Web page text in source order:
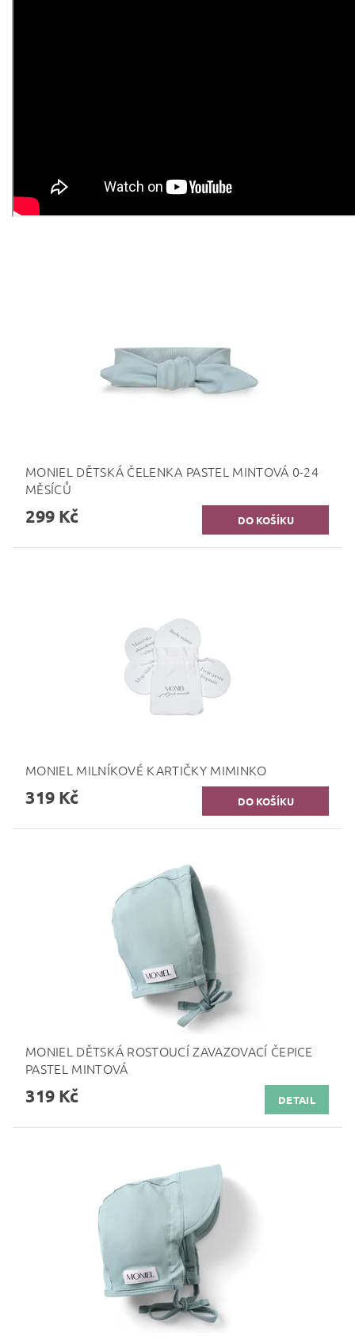
MONIEL DĚTSKÁ ČELENKA PASTEL MINTOVÁ 0-24
MĚSÍCŮ
299 Kč
MONIEL MILNÍKOVÉ KARTIČKY MIMINKO
319 Kč
MONIEL DĚTSKÁ ROSTOUCÍ ZAVAZOVACÍ ČEPICE
PASTEL MINTOVÁ
319 Kč DETAIL